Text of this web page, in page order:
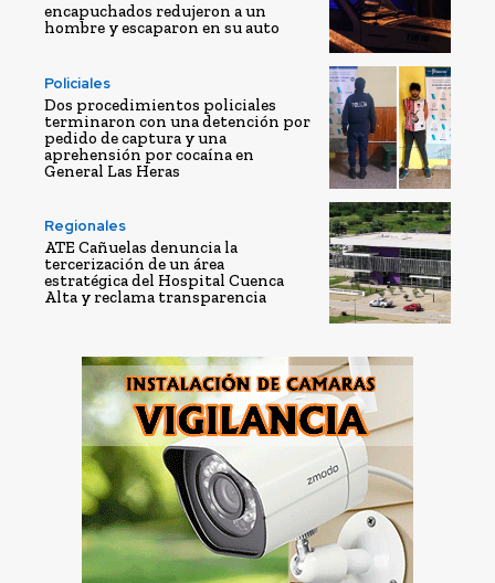
encapuchados redujeron a un
hombre y escaparon en su auto
Policiales
Dos procedimientos policiales
terminaron con una detención por
pedido de captura y una
aprehensión por cocaína en
General Las Heras
Regionales
ATE Cañuelas denuncia la
tercerización de un área
estratégica del Hospital Cuenca
Alta y reclama transparencia